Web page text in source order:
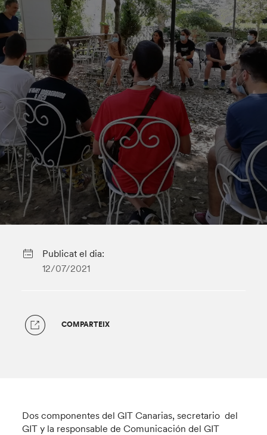
Publicat el dia:
12/07/2021
COMPARTEIX
Dos componentes del GIT Canarias, secretario del
GIT y la responsable de Comunicación del GIT